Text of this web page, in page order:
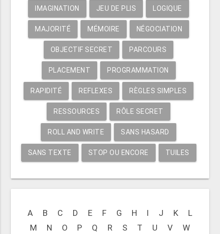
IMAGINATION JEU DE PLIS LOGIQUE
MAJORITÉ MÉMOIRE NÉGOCIATION
OBJECTIF SECRET PARCOURS
PLACEMENT PROGRAMMATION
RAPIDITÉ REFLEXES RÈGLES SIMPLES
RESSOURCES RÔLE SECRET
ROLL AND WRITE SANS HASARD
SANS TEXTE STOP OU ENCORE TUILES
A B C D E F G H I J K
L
M
N O P Q R S T U V
W